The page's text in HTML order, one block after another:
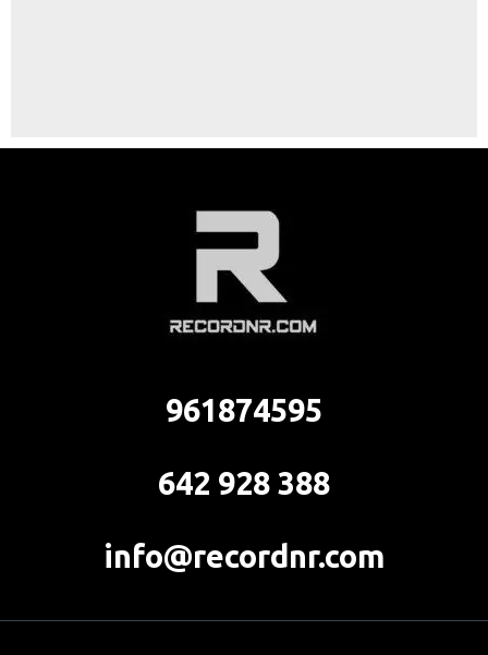
961874595
642 928 388
info@recordnr.com